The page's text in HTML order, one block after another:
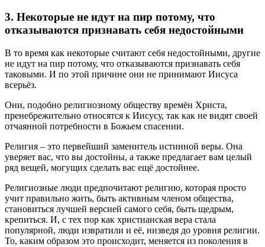
3. Некоторые не идут на пир потому, что
отказываются признавать себя недостойными
В то время как некоторые считают себя недостойными, другие
не идут на пир потому, что отказываются признавать себя
таковыми. И по этой причине они не принимают Иисуса
всерьёз.
Они, подобно религиозному обществу времён Христа,
пренебрежительно относятся к Иисусу, так как не видят своей
отчаянной потребности в Божьем спасении.
Религия – это первейший заменитель истинной веры. Она
уверяет вас, что вы достойны, а также предлагает вам целый
ряд вещей, могущих сделать вас ещё достойнее.
Религиозные люди предпочитают религию, которая просто
учит правильно жить, быть активным членом общества,
становиться лучшей версией самого себя, быть щедрым,
крепиться. И, с тех пор как христианская вера стала
популярной, люди извратили и её, низведя до уровня религии.
То, каким образом это происходит, меняется из поколения в